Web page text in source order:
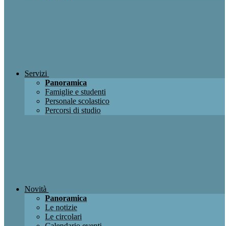
Servizi
Panoramica
Famiglie e studenti
Personale scolastico
Percorsi di studio
Novità
Panoramica
Le notizie
Le circolari